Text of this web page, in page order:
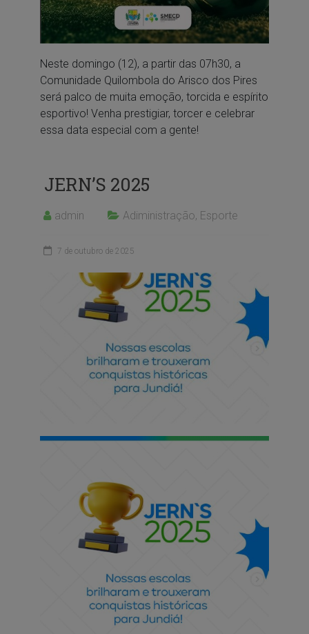
Neste domingo (12), a partir das 07h30, a
Comunidade Quilombola do Arisco dos Pires
será palco de muita emoção, torcida e espírito
esportivo! Venha prestigiar, torcer e celebrar
essa data especial com a gente!
JERN’S 2025
admin Adiministração, Esporte
7 de outubro de 2025